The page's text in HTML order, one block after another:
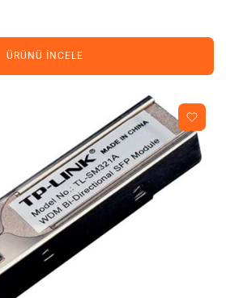
ÜRÜNÜ İNCELE